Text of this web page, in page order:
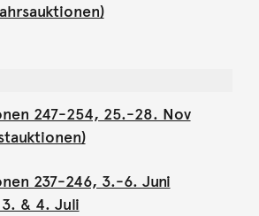
247-254, 25.-28. Nov
237-246, 3.-6. Juni
& 4. Juli